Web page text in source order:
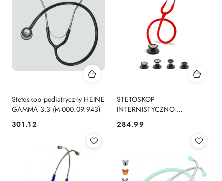
Stetoskop pediatryczny HEINE
GAMMA 3.3 (M-000.09.943)
Cena:
301.12
STETOSKOP
INTERNISTYCZNO-
SS601CPF BLACK EDITION
Cena:
284.99